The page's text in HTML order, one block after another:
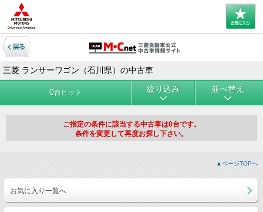
三菱 ランサーワゴン（石川県）の中古車
0台ヒット 絞り込み 並べ替え
ご指定の条件に該当する中古車は0台です。
条件を変更して再度お探し下さい。
▲ページTOPへ
お気に入り一覧へ